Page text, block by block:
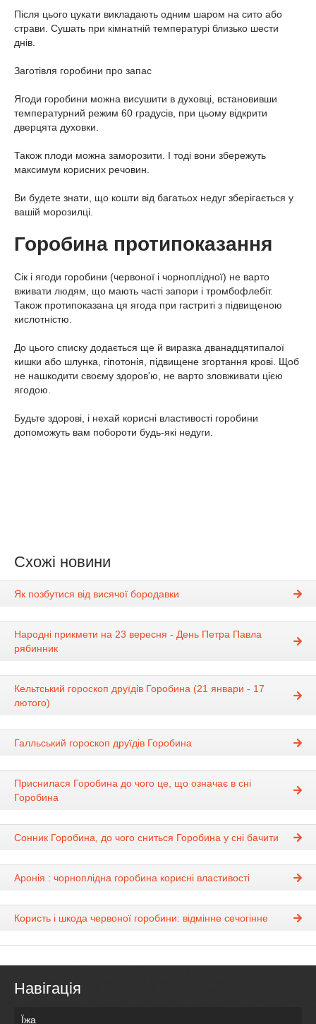
Після цього цукати викладають одним шаром на сито або
страви. Сушать при кімнатній температурі близько шести
днів.
Заготівля горобини про запас
Ягоди горобини можна висушити в духовці, встановивши
температурний режим 60 градусів, при цьому відкрити
дверцята духовки.
Також плоди можна заморозити. І тоді вони збережуть
максимум корисних речовин.
Ви будете знати, що кошти від багатьох недуг зберігається у
вашій морозилці.
Горобина протипоказання
Сік і ягоди горобини (червоної і чорноплідної) не варто
вживати людям, що мають часті запори і тромбофлебіт.
Також протипоказана ця ягода при гастриті з підвищеною
кислотністю.
До цього списку додається ще й виразка дванадцятипалої
кишки або шлунка, гіпотонія, підвищене згортання крові. Щоб
не нашкодити своєму здоров'ю, не варто зловживати цією
ягодою.
Будьте здорові, і нехай корисні властивості горобини
допоможуть вам побороти будь-які недуги.
Схожі новини
Як позбутися від висячої бородавки
Народні прикмети на 23 вересня - День Петра Павла
рябинник
Кельтський гороскоп друїдів Горобина (21 январи - 17
лютого)
Галльський гороскоп друїдів Горобина
Приснилася Горобина до чого це, що означає в сні
Горобина
Сонник Горобина, до чого сниться Горобина у сні бачити
Аронія : чорноплідна горобина корисні властивості
Користь і шкода червоної горобини: відмінне сечогінне
Навігація
Їжа